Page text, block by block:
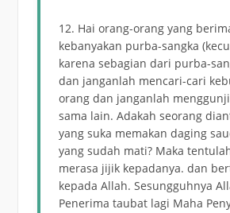
12. Hai orang-orang yang
kebanyakan purba-sangka
karena sebagian dari purba-
dan janganlah mencari-cari
orang dan janganlah
sama lain. Adakah seorang
yang suka memakan daging
yang sudah mati? Maka
merasa jijik kepadanya. dan
kepada Allah. Sesungguhnya
Penerima taubat lagi Maha